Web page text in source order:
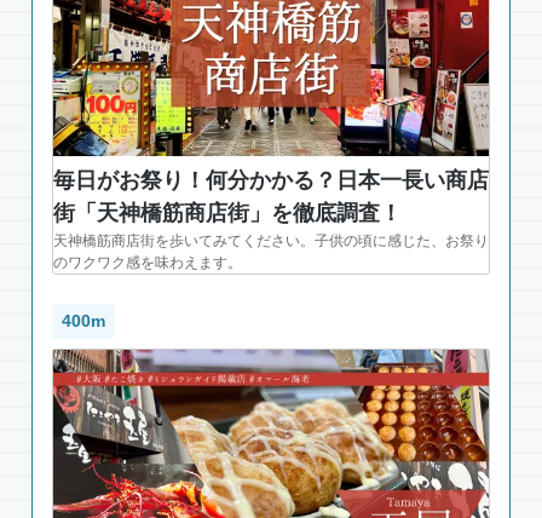
毎日がお祭り！何分かかる？日本一長い商店
街「天神橋筋商店街」を徹底調査！
天神橋筋商店街を歩いてみてください。子供の頃に感じた、お祭り
のワクワク感を味わえます。
400m